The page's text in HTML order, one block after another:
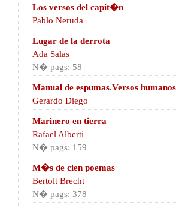
Los versos del capit�n
Pablo Neruda
Lugar de la derrota
Ada Salas
N� pags: 58
Manual de espumas.Versos
Gerardo Diego
Marinero en tierra
Rafael Alberti
N� pags: 159
M�s de cien poemas
Bertolt Brecht
N� pags: 378